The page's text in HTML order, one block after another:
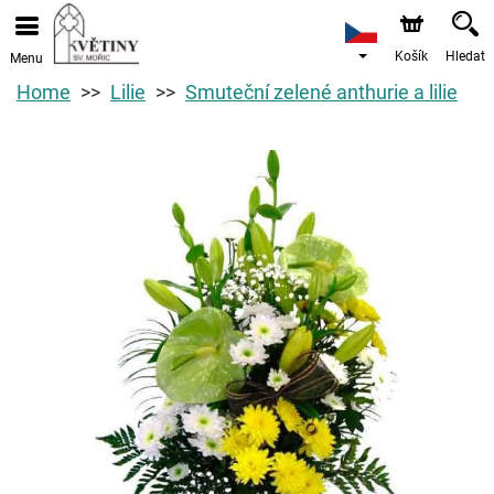
Menu Košík Hledat
Home Lilie Smuteční zelené anthurie a lilie